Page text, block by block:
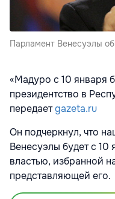
Парламент Венесуэлы
«Мадуро с 10 января
президентство в
передаетgazeta.ru
Он подчеркнул, что
Венесуэлы будет с 10
властью, избранной
представляющей его.